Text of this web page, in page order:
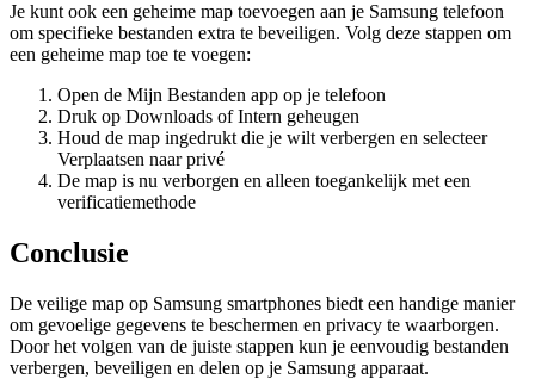
Je kunt ook een geheime map toevoegen aan je Samsung telefoon
om specifieke bestanden extra te beveiligen. Volg deze stappen om
een geheime map toe te voegen:
Open de Mijn Bestanden app op je telefoon
Druk op Downloads of Intern geheugen
Houd de map ingedrukt die je wilt verbergen en selecteer
Verplaatsen naar privé
De map is nu verborgen en alleen toegankelijk met een
verificatiemethode
Conclusie
De veilige map op Samsung smartphones biedt een handige manier
om gevoelige gegevens te beschermen en privacy te waarborgen.
Door het volgen van de juiste stappen kun je eenvoudig bestanden
verbergen, beveiligen en delen op je Samsung apparaat.